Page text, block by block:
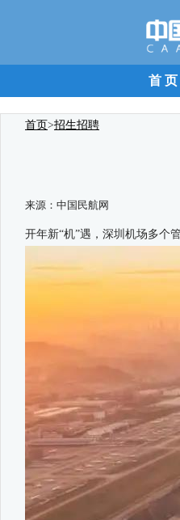
首 页
首页>招生招聘
来源： 中国民航网
开年新“机”遇，深圳机场多个